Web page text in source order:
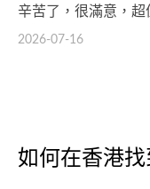
辛苦了，很滿意，超
2026-07-16
如何在香港找